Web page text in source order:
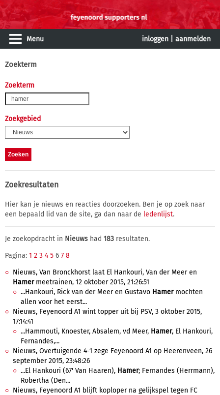
Menu inloggen aanmelden
Zoekterm
Zoekterm
Zoekgebied
Zoekresultaten
Hier kan je nieuws en reacties doorzoeken. Ben je op zoek naar
een bepaald lid van de site, ga dan naar de ledenlijst.
Je zoekopdracht in Nieuws had 183 resultaten.
Pagina: 1 2 3 4 5 6 7 8
Nieuws, Van Bronckhorst laat El Hankouri, Van der Meer en
Hamermeetrainen, 12 oktober 2015, 21:26:51
...Hankouri, Rick van der Meer en Gustavo Hamermochten
allen voor het eerst...
Nieuws, Feyenoord A1 wint topper uit bij PSV, 3 oktober 2015,
17:14:41
...Hammouti, Knoester, Absalem, vd Meer, Hamer, El Hankouri,
Fernandes,...
Nieuws, Overtuigende 4-1 zege Feyenoord A1 op Heerenveen, 26
september 2015, 23:48:26
...El Hankouri (67' Van Haaren), Hamer; Fernandes (Herrmann),
Robertha (Den...
Nieuws, Feyenoord A1 blijft koploper na gelijkspel tegen FC